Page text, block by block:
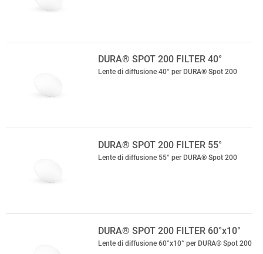
DURA® SPOT 200 FILTER 40°
Lente di diffusione 40° per DURA® Spot 200
DURA® SPOT 200 FILTER 55°
Lente di diffusione 55° per DURA® Spot 200
DURA® SPOT 200 FILTER 60°x10°
Lente di diffusione 60°x10° per DURA® Spot 200